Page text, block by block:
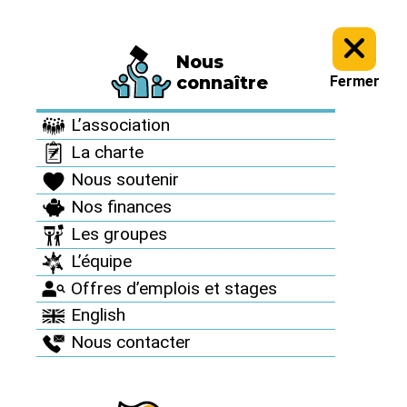
Nous
connaître
L’association
La charte
Nous soutenir
Nos finances
Les groupes
L’équipe
Offres d’emplois et stages
English
Nous contacter
Fermer
Informez vous > Culture antinucléaire >
Archives : Des artistes
Archives : Des artistes
avec nous
Pierrick le
Jardinier